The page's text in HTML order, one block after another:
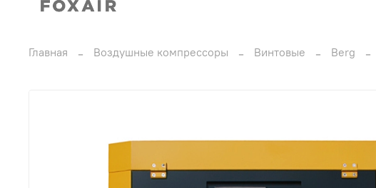
Главная Воздушные компрессоры Винтовые Berg